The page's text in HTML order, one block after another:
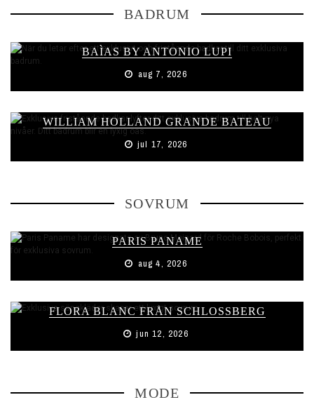
BADRUM
BAÌAS BY ANTONIO LUPI
aug 7, 2026
WILLIAM HOLLAND GRANDE BATEAU
jul 17, 2026
SOVRUM
PARIS PANAME
aug 4, 2026
FLORA BLANC FRÅN SCHLOSSBERG
jun 12, 2026
MODE